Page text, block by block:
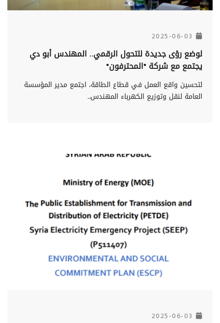
2025-06-03
لوضع رؤى جديدة للتحول الرقمي.. المهندس أبو دي
يجتمع مع شركة "المحترفون"
لتحسين واقع العمل في قطاع الطاقة، اجتمع مدير المؤسسة
العامة لنقل وتوزيع الكهرباء المهندس...
2025-06-03